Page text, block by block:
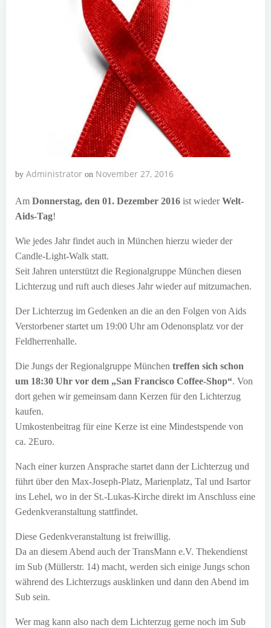
by Administrator on November 27, 2016
Am Donnerstag, den 01. Dezember 2016 ist wiederWelt-
Aids-Tag!
Wie jedes Jahr findet auch in München hierzu wieder der
Candle-Light-Walk statt.
Seit Jahren unterstützt die Regionalgruppe München diesen
Lichterzug und ruft auch dieses Jahr wieder auf mitzumachen.
Der Lichterzug im Gedenken an die an den Folgen von Aids
Verstorbener startet um 19:00 Uhr am Odenonsplatz vor der
Feldherrenhalle.
Die Jungs der Regionalgruppe München treffen sich schon
um 18:30 Uhr vor dem „San Francisco Coffee-Shop“. Von
dort gehen wir gemeinsam dann Kerzen für den Lichterzug
kaufen.
Umkostenbeitrag für eine Kerze ist eine Mindestspende von
ca. 2Euro.
Nach einer kurzen Ansprache startet dann der Lichterzug und
führt über den Max-Joseph-Platz, Marienplatz, Tal und Isartor
ins Lehel, wo in der St.-Lukas-Kirche direkt im Anschluss eine
Gedenkveranstaltung stattfindet.
Diese Gedenkveranstaltung ist freiwillig.
Da an diesem Abend auch der TransMann e.V. Thekendienst
im Sub (Müllerstr. 14) macht, werden sich einige Jungs schon
während des Lichterzugs ausklinken und dann den Abend im
Sub sein.
Wer mag kann also nach dem Lichterzug gerne noch im Sub